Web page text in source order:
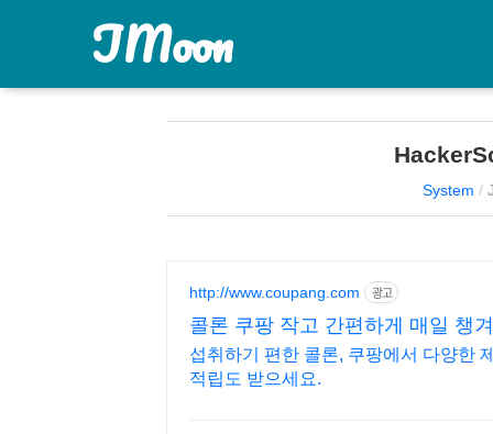
JMoon
System /
http://www.coupang.com 광고
콜론 쿠팡 작고 간편하게 매일 챙
섭취하기 편한 콜론, 쿠팡에서 다양한
적립도 받으세요.